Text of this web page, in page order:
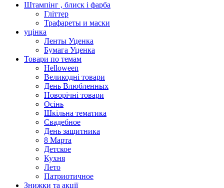
Штампінг , блиск і фарба
Гліттер
Трафареты и маски
уцінка
Ленты Уценка
Бумага Уценка
Товари по темам
Helloween
Великодні товари
День Влюбленных
Новорічні товари
Осінь
Шкільна тематика
Свадебное
День защитника
8 Марта
Детское
Кухня
Лето
Патриотичное
Знижки та акції